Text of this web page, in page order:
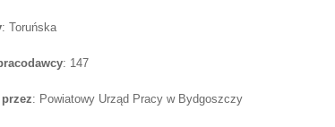
: Toruńska
: 147
: Powiatowy Urząd Pracy w Bydgoszczy